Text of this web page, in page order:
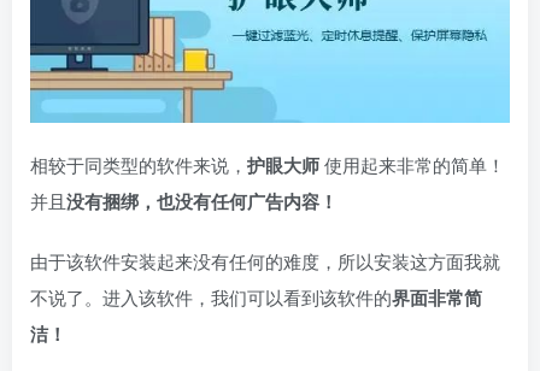
相较于同类型的软件来说， 护眼大师使用起来非常的简单！
并且没有捆绑，也没有任何广告内容！
由于该软件安装起来没有任何的难度，所以安装这方面我就
不说了。进入该软件，我们可以看到该软件的界面非常简
洁！